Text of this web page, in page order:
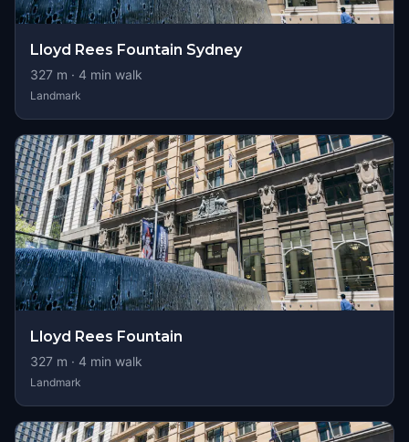
Lloyd Rees Fountain Sydney
327 m · 4 min walk
Landmark
Lloyd Rees Fountain
327 m · 4 min walk
Landmark